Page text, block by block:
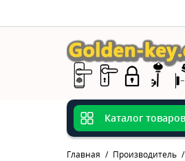
Каталог товаров
Главная Производитель